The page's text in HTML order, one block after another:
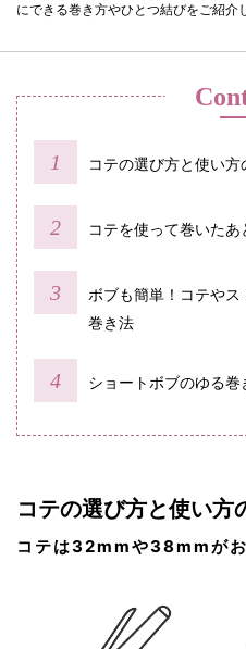
にできる巻き方やひとつ結びをご紹介
コテの選び方と使い方
コテを使って巻いたあ
ボブも簡単！コテや
巻き法
ショートボブのゆる
コテの選び方と使い方
コテは32mmや38mmがお